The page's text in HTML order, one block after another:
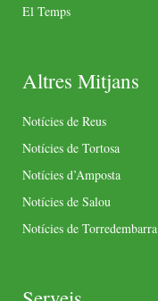
El Temps
Altres Mitjans
Notícies de Reus
Notícies de Tortosa
Notícies d’Amposta
Notícies de Salou
Notícies de Torredembarra